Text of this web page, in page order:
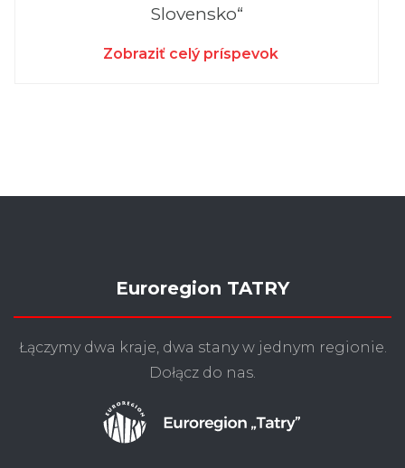
Slovensko“
Zobraziť celý príspevok
Euroregion TATRY
Łączymy dwa kraje, dwa stany w jednym regionie.
Dołącz do nas.